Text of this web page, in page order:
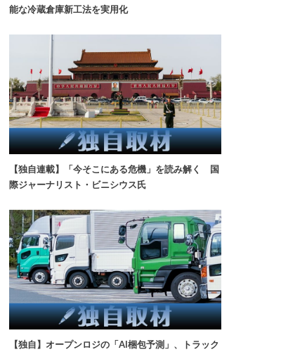
能な冷蔵倉庫新工法を実用化
【独自連載】「今そこにある危機」を読み解く 国
際ジャーナリスト・ビニシウス氏
【独自】オープンロジの「AI梱包予測」、トラック